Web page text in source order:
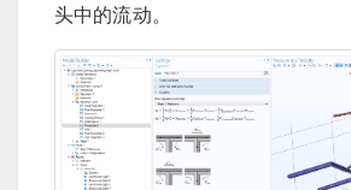
头中的流动。